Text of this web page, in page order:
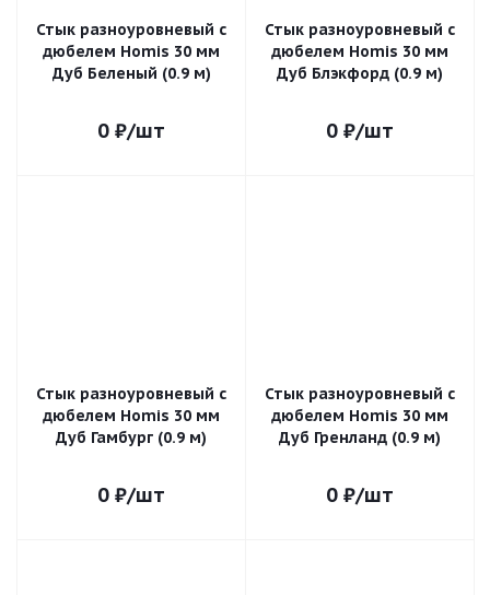
Стык разноуровневый с
дюбелем Homis 30 мм
Дуб Беленый (0.9 м)
0 ₽/шт
Стык разноуровневый с
дюбелем Homis 30 мм
Дуб Блэкфорд (0.9 м)
0 ₽/шт
Стык разноуровневый с
дюбелем Homis 30 мм
Дуб Гамбург (0.9 м)
0 ₽/шт
Стык разноуровневый с
дюбелем Homis 30 мм
Дуб Гренланд (0.9 м)
0 ₽/шт